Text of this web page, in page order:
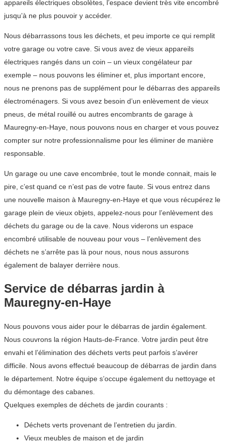
appareils électriques obsolètes, l’espace devient très vite encombré
jusqu’à ne plus pouvoir y accéder.
Nous débarrassons tous les déchets, et peu importe ce qui remplit
votre garage ou votre cave. Si vous avez de vieux appareils
électriques rangés dans un coin – un vieux congélateur par
exemple – nous pouvons les éliminer et, plus important encore,
nous ne prenons pas de supplément pour le débarras des appareils
électroménagers. Si vous avez besoin d’un enlèvement de vieux
pneus, de métal rouillé ou autres encombrants de garage à
Mauregny-en-Haye, nous pouvons nous en charger et vous pouvez
compter sur notre professionnalisme pour les éliminer de manière
responsable.
Un garage ou une cave encombrée, tout le monde connait, mais le
pire, c’est quand ce n’est pas de votre faute. Si vous entrez dans
une nouvelle maison à Mauregny-en-Haye et que vous récupérez le
garage plein de vieux objets, appelez-nous pour l’enlèvement des
déchets du garage ou de la cave. Nous viderons un espace
encombré utilisable de nouveau pour vous – l’enlèvement des
déchets ne s’arrête pas là pour nous, nous nous assurons
également de balayer derrière nous.
Service de débarras jardin à
Mauregny-en-Haye
Nous pouvons vous aider pour le débarras de jardin également.
Nous couvrons la région Hauts-de-France. Votre jardin peut être
envahi et l’élimination des déchets verts peut parfois s’avérer
difficile. Nous avons effectué beaucoup de débarras de jardin dans
le département. Notre équipe s’occupe également du nettoyage et
du démontage des cabanes.
Quelques exemples de déchets de jardin courants :
Déchets verts provenant de l’entretien du jardin.
Vieux meubles de maison et de jardin